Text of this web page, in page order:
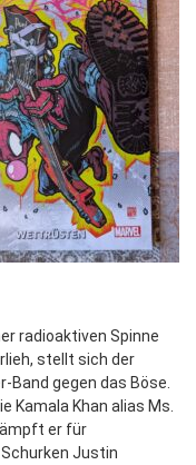
radioaktiven Spinne
stellt sich der
Band gegen das Böse.
Kamala Khan alias Ms.
er für
Justin